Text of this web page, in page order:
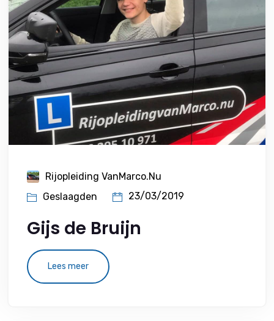
Rijopleiding VanMarco.nu
Geslaagden
23/03/2019
Gijs de Bruijn
Lees meer